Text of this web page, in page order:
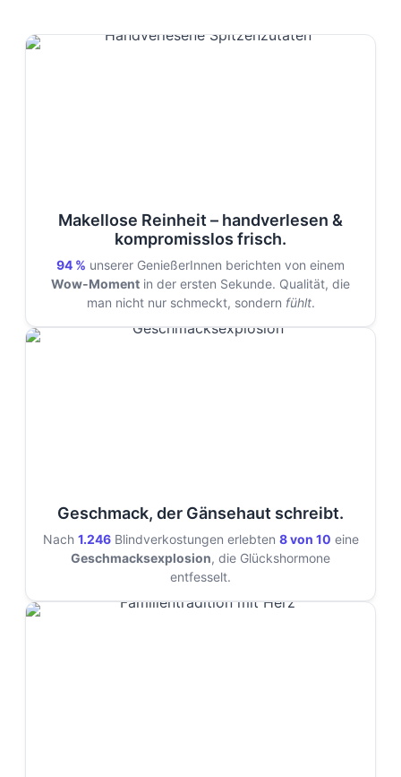
Makellose Reinheit – handverlesen &
kompromisslos frisch.
94 % unserer GenießerInnen berichten von einem
Wow‑Moment in der ersten Sekunde. Qualität, die
man nicht nur schmeckt, sondern fühlt.
Geschmack, der Gänsehaut schreibt.
Nach 1.246Blindverkostungen erlebten 8 von 10 eine
Geschmacksexplosion, die Glückshormone
entfesselt.